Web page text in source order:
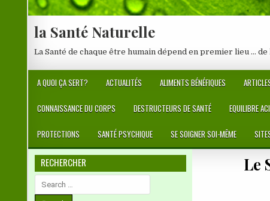
la Santé Naturelle
La Santé de chaque être humain dépend en premier lieu … de
A QUOI ÇA SERT? ACTUALITÉS ALIMENTS BÉNÉFIQUES
CONNAISSANCE DU CORPS DESTRUCTEURS DE SANTÉ EQUILIBRE
PROTECTIONS SANTÉ PSYCHIQUE SE SOIGNER SOI-MÊME
Le
RECHERCHER
Search
for: